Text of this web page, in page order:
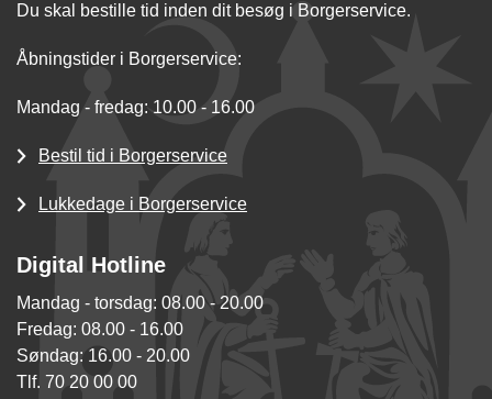
Du skal bestille tid inden dit besøg i Borgerservice.
Åbningstider i Borgerservice:
Mandag - fredag: 10.00 - 16.00
Bestil tid i Borgerservice
Lukkedage i Borgerservice
Digital Hotline
Mandag - torsdag: 08.00 - 20.00
Fredag: 08.00 - 16.00
Søndag: 16.00 - 20.00
Tlf. 70 20 00 00